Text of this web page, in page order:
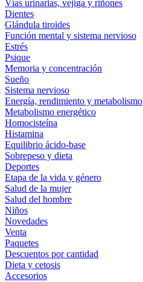
Vías urinarias, vejiga y riñones
Dientes
Glándula tiroides
Función mental y sistema nervioso
Estrés
Psique
Memoria y concentración
Sueño
Sistema nervioso
Energía, rendimiento y metabolismo
Metabolismo energético
Homocisteína
Histamina
Equilibrio ácido-base
Sobrepeso y dieta
Deportes
Etapa de la vida y género
Salud de la mujer
Salud del hombre
Niños
Novedades
Venta
Paquetes
Descuentos por cantidad
Dieta y cetosis
Accesorios